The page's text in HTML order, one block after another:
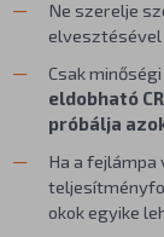
Ne szerelje
elvesztésével
Csak
eldobható
próbálja
Ha a
okok egyike